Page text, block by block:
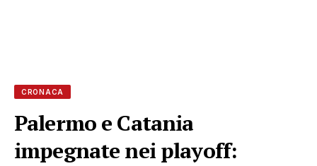
CRONACA
Palermo e Catania
impegnate nei playoff: